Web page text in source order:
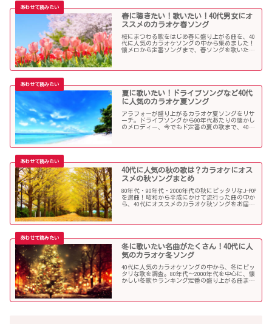
春に聴きたい！歌いたい！40代男女にオ
ススメのカラオケ春ソング
桜にまつわる歌をはじめ春に盛り上がる曲を、40
代に人気のカラオケソングの中から集めました！
懐メロから定番ソングまで、春ソングを歌いたい
夏に歌いたい！ドライブソングなど40代
に人気のカラオケ夏ソング
アラフォーが盛り上がるカラオケ夏ソングをリサ
ーチ。ドライブソングから90年代あたりの懐かし
のメロディー、今でもド定番の夏の歌まで、40代
40代に人気の秋の歌は？カラオケにオス
スメの秋ソングまとめ
80年代・90年代・2000年代の秋にピッタリなJ-POP
を選曲！昭和から平成にかけて流行った曲の中か
ら、40代にオススメのカラオケ秋ソングをお届け
冬に歌いたい名曲がたくさん！40代に人
気のカラオケ冬ソング
40代に人気のカラオケソングの中から、冬にピッ
タリな歌を調査。80年代〜2000年代を中心に、懐
かしい冬歌やランキング定番の盛り上がる曲まで